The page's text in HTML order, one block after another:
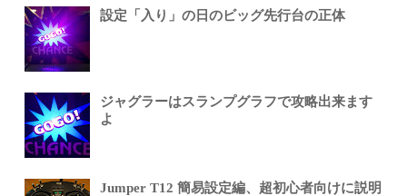
設定「入り」の日のビッグ先行台の正体
ジャグラーはスランプグラフで攻略出来ます
よ
Jumper T12 簡易設定編、超初心者向けに説明